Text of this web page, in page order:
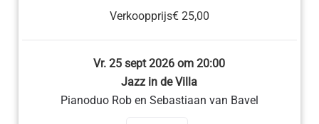
Verkoopprijs€ 25,00
Vr. 25 sept 2026 om 20:00
Jazz in de Villa
Pianoduo Rob en Sebastiaan van Bavel